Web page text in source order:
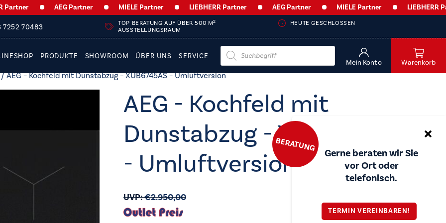
AEG Partner MIELE Partner LIEBHERR Partner AEG Partner MIELE Partner LIEBHERR
7252 70483 TOP BERATUNG AUF ÜBER 500 M2
AUSSTELLUNGSRAUM
HEUTE GESCHLOSSEN
PRODUKTE SHOWROOM ÜBER UNS SERVICE
Products
search
Mein Konto Warenkorb
BERATUNG
Gerne beraten wir Sie
vor Ort oder
telefonisch.
TERMIN VEREINBAREN!
AEG – Kochfeld mit Dunstabzug – XUB6745AS – Umluftversion
AEG - Kochfeld mit
Dunstabzug - XUB6745AS
- Umluftversion
UVP:€2.950,00